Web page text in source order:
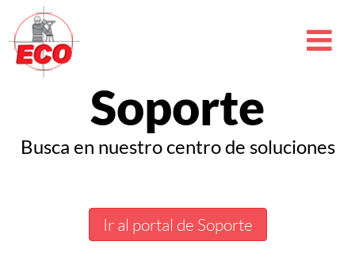
Soporte
Busca en nuestro centro de soluciones
Ir al portal de Soporte